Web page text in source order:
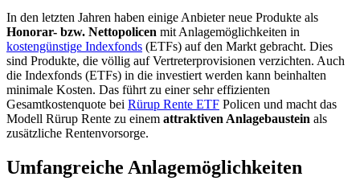
In den letzten Jahren haben einige Anbieter neue Produkte als
Honorar- bzw. Nettopolicen mit Anlagemöglichkeiten in
kostengünstige Indexfonds (ETFs) auf den Markt gebracht. Dies
sind Produkte, die völlig auf Vertreterprovisionen verzichten. Auch
die Indexfonds (ETFs) in die investiert werden kann beinhalten
minimale Kosten. Das führt zu einer sehr effizienten
Gesamtkostenquote bei Rürup Rente ETF Policen und macht das
Modell Rürup Rente zu einem attraktiven Anlagebaustein als
zusätzliche Rentenvorsorge.
Umfangreiche Anlagemöglichkeiten